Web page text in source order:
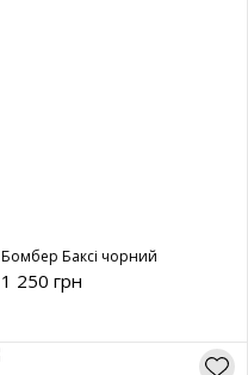
Бомбер Баксі чорний
1 250 грн